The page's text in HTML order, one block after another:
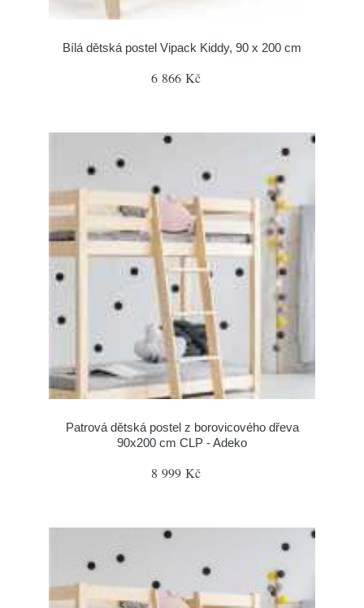
Bílá dětská postel Vipack Kiddy, 90 x 200 cm
6 866 Kč
Patrová dětská postel z borovicového dřeva
90x200 cm CLP - Adeko
8 999 Kč